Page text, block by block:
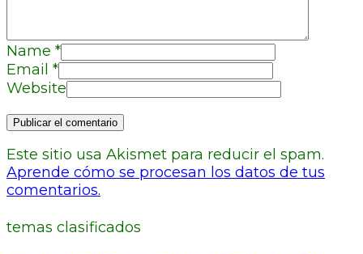
Name *
Email *
Website
Este sitio usa Akismet para reducir el spam.
Aprende cómo se procesan los datos de tus
comentarios.
temas clasificados